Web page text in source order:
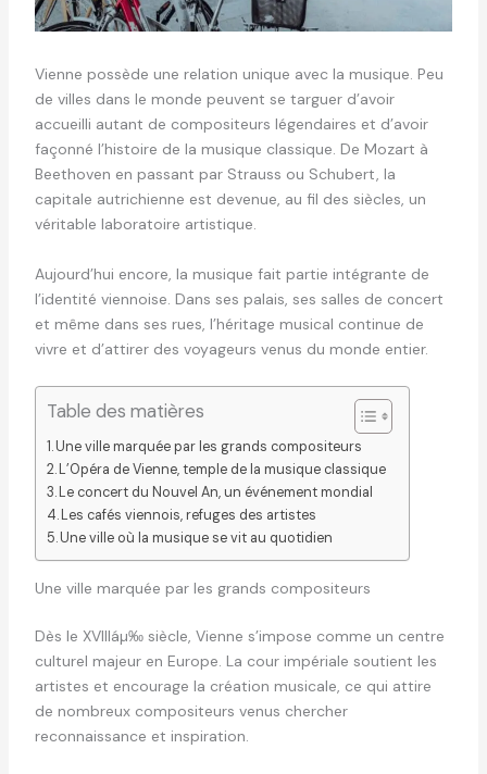
Vienne possède une relation unique avec la musique. Peu
de villes dans le monde peuvent se targuer d’avoir
accueilli autant de compositeurs légendaires et d’avoir
façonné l’histoire de la musique classique. De Mozart à
Beethoven en passant par Strauss ou Schubert, la
capitale autrichienne est devenue, au fil des siècles, un
véritable laboratoire artistique.
Aujourd’hui encore, la musique fait partie intégrante de
l’identité viennoise. Dans ses palais, ses salles de concert
et même dans ses rues, l’héritage musical continue de
vivre et d’attirer des voyageurs venus du monde entier.
Table des matières
Une ville marquée par les grands compositeurs
L’Opéra de Vienne, temple de la musique classique
Le concert du Nouvel An, un événement mondial
Les cafés viennois, refuges des artistes
Une ville où la musique se vit au quotidien
Une ville marquée par les grands compositeurs
Dès le XVIIIáµ‰ siècle, Vienne s’impose comme un centre
culturel majeur en Europe. La cour impériale soutient les
artistes et encourage la création musicale, ce qui attire
de nombreux compositeurs venus chercher
reconnaissance et inspiration.